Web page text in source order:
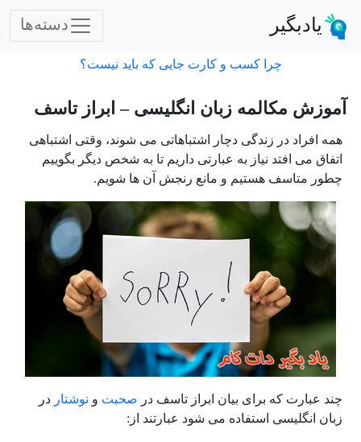
یادبگیر دسته‌ها
چرا کسب و کارت جایی که باید نیست؟
آموزش مکالمه زبان انگلیسی – ابراز تاسف
همه افراد در زندگی دچار اشتباهاتی می شوند، وقتی اشتباهی
اتفاق می افتد نیاز به عبارتی داریم تا به شخص دیگر بگوییم
چطور متاسف هستیم و مانع رنجش آن ها شویم.
چند عبارت که برای بیان ابراز تاسف در صحبت و نوشتار در
زبان انگلیسی استفاده می شود عبارتند از: